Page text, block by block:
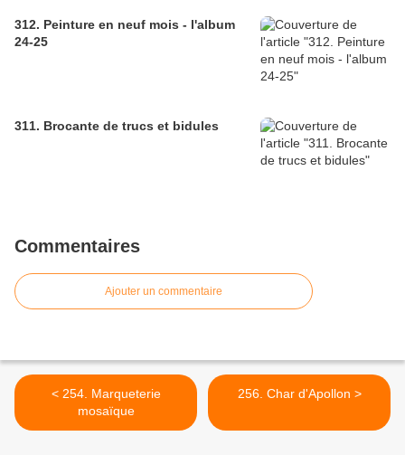
312. Peinture en neuf mois - l'album
24-25
311. Brocante de trucs et bidules
Commentaires
Ajouter un commentaire
< 254. Marqueterie
mosaïque
256. Char d'Apollon >